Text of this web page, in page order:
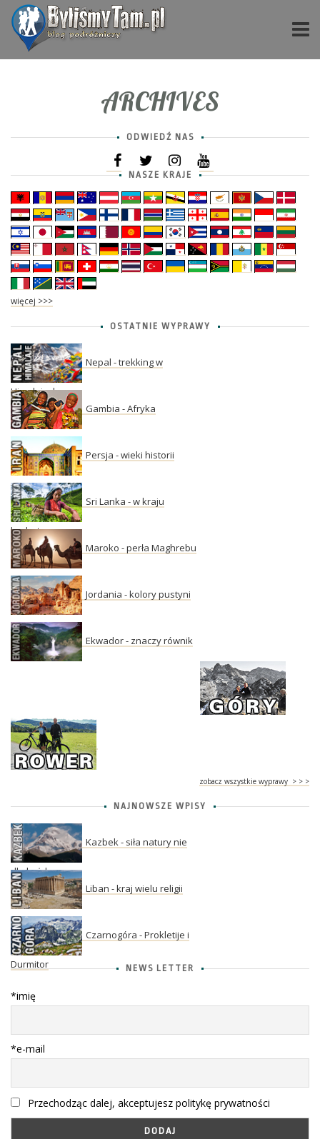
ARCHIVES
ODWIEDŹ NAS
NASZE KRAJE
więcej >>>
OSTATNIE WYPRAWY
Nepal - trekking w
Himalajach
Gambia - Afryka
Persja - wieki historii
Sri Lanka - w kraju
herbaty
Maroko - perła Maghrebu
Jordania - kolory pustyni
Ekwador - znaczy równik
zobacz wszystkie wyprawy > > >
NAJNOWSZE WPISY
Kazbek - siła natury nie
dla każdego
Liban - kraj wielu religii
Czarnogóra - Prokletije i
Durmitor NEWS LETTER
*imię
*e-mail
Przechodząc dalej, akceptujesz politykę prywatności